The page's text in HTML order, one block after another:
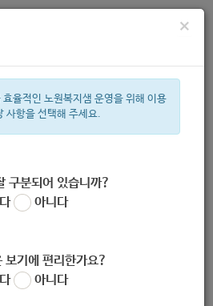
보는 복지 정보
×
율적인 노원복지샘 운영을 위해 이용
사항을 선택해 주세요.
구분되어 있습니까?
아니다
보기에 편리한가요?
아니다